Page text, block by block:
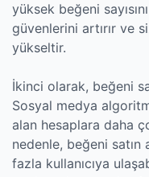
yüksek beğeni
güvenlerini artırır ve
yükseltir.
İkinci olarak, beğeni
Sosyal medya
alan hesaplara daha
nedenle, beğeni satın
fazla kullanıcıya